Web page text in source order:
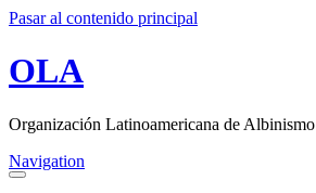
Pasar al contenido principal
OLA
Organización Latinoamericana de Albinismo
Navigation